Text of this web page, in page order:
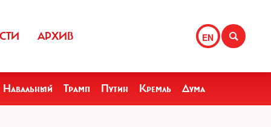
EN
АРХИВ
Навальный Трамп Путин Кремль Дума